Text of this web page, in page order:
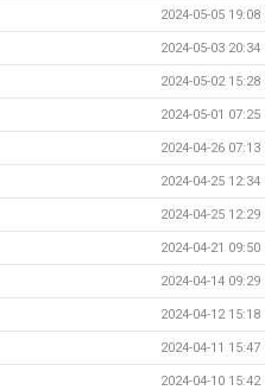
2024-05-05 19:08
2024-05-03 20:34
2024-05-02 15:28
2024-05-01 07:25
2024-04-26 07:13
2024-04-25 12:34
2024-04-25 12:29
2024-04-21 09:50
2024-04-14 09:29
2024-04-12 15:18
2024-04-11 15:47
2024-04-10 15:42